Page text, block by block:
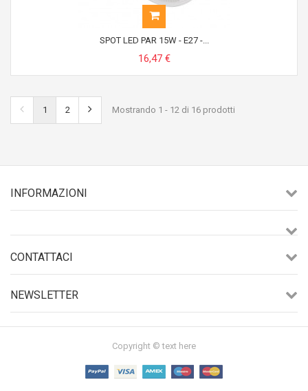
SPOT LED PAR 15W - E27 -...
16,47 €
1 2 Mostrando 1 - 12 di 16 prodotti
INFORMAZIONI
CONTATTACI
NEWSLETTER
Copyright © text here